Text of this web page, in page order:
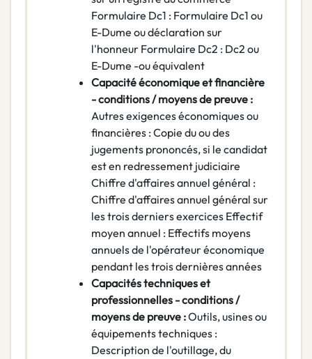
Formulaire Dc1 : Formulaire Dc1 ou
E-Dume ou déclaration sur
l'honneur Formulaire Dc2 : Dc2 ou
E-Dume -ou équivalent
Capacité économique et financière
- conditions / moyens de preuve :
Autres exigences économiques ou
financières : Copie du ou des
jugements prononcés, si le candidat
est en redressement judiciaire
Chiffre d'affaires annuel général :
Chiffre d'affaires annuel général sur
les trois derniers exercices Effectif
moyen annuel : Effectifs moyens
annuels de l'opérateur économique
pendant les trois dernières années
Capacités techniques et
professionnelles - conditions /
moyens de preuve :Outils, usines ou
équipements techniques :
Description de l'outillage, du